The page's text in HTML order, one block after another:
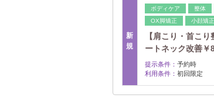
新
規
ボディケア 整体
OX脚矯正
小顔矯正
【肩こり・首こ
ートネック改善
提示条件： 予約時
利用条件： 初回限定